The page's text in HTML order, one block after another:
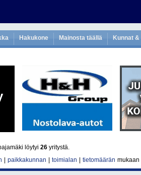
Hakukone Mainosta täällä Kunnat
löytyi 26 yritystä.
paikkakunnan toimialan tietomäärän mukaan